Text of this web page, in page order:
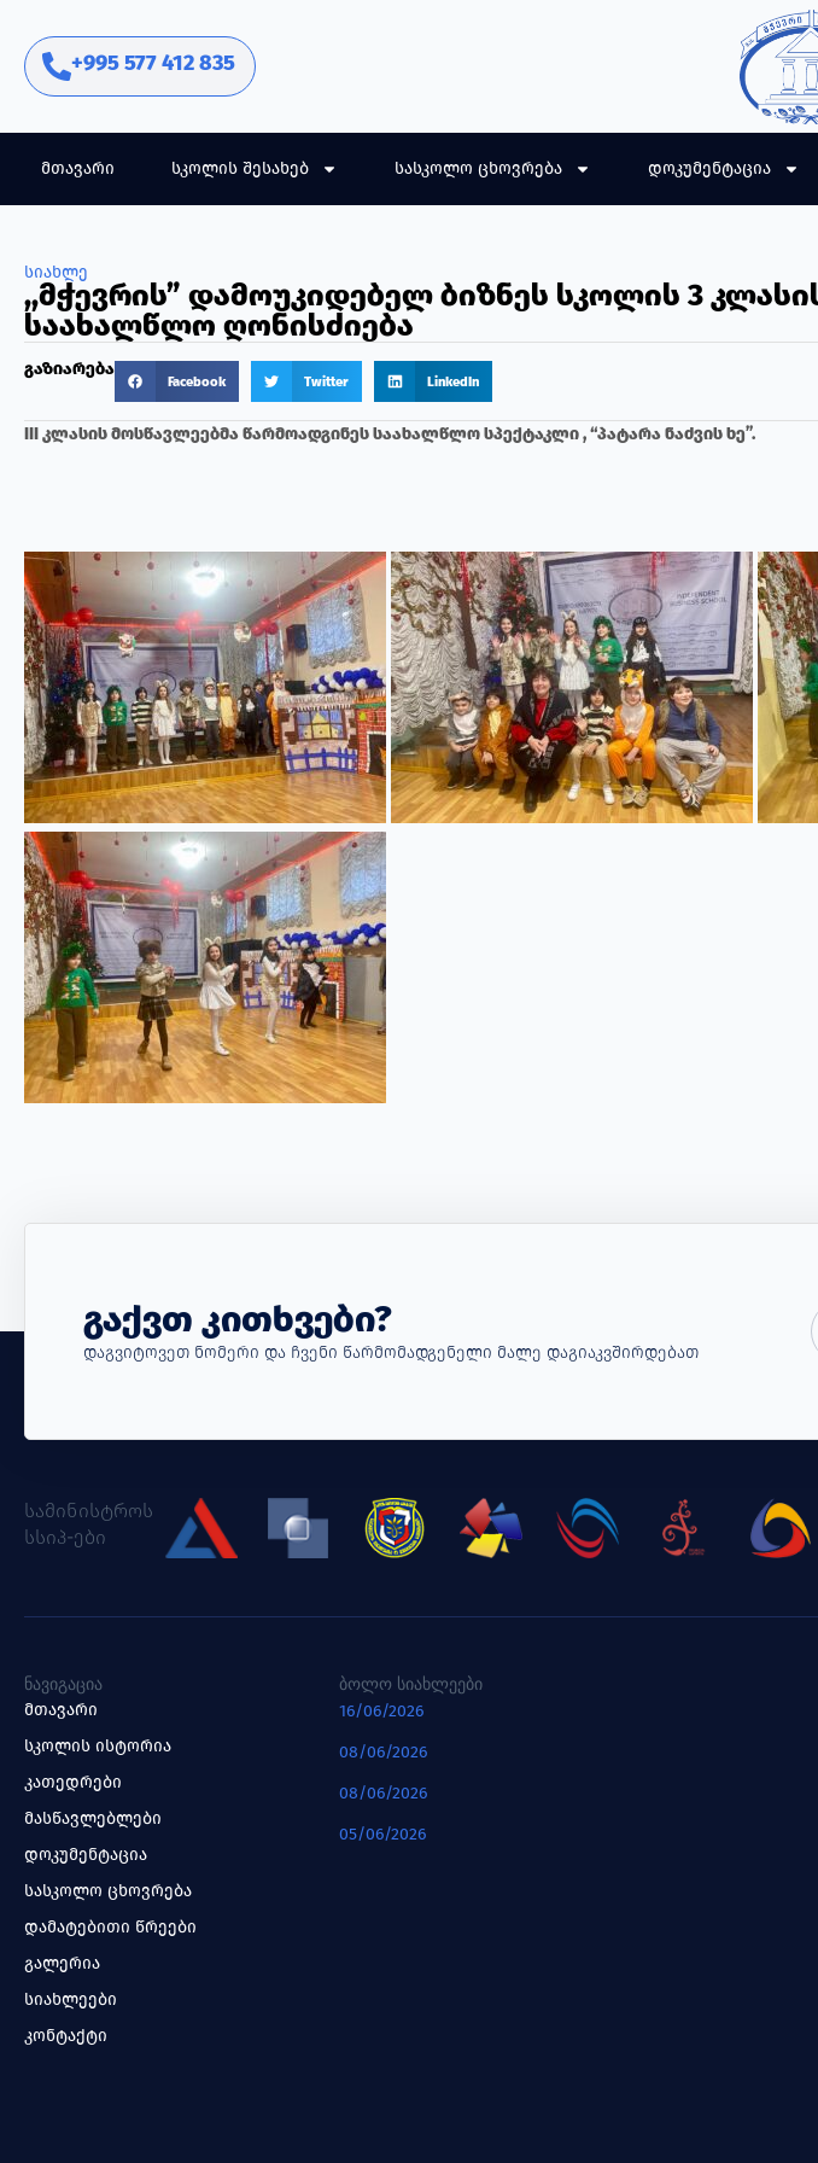
+995 577 412 835
მთავარი სკოლის შესახებ სასკოლო ცხოვრება დოკუმენტაცია
სიახლე
,,მჭევრის” დამოუკიდებელ ბიზნეს სკოლის 3
საახალწლო ღონისძიება
გაზიარება
Facebook Twitter LinkedIn
III კლასის მოსწავლეებმა წარმოადგინეს საახალწლო სპექტაკლი , “პატარა ნაძვის ხე”.
Გაქვთ Კითხვები?
Დაგვიტოვეთ Ნომერი Და Ჩვენი Წარმომადგენელი Მალე Დაგიაკვშირდებათ
სამინისტროს
სსიპ-ები
ᲜᲐᲕᲘᲒᲐᲪᲘᲐ
მთავარი
სკოლის ისტორია
კათედრები
მასწავლებლები
დოკუმენტაცია
სასკოლო ცხოვრება
დამატებითი წრეები
გალერია
სიახლეები
კონტაქტი
ᲑᲝᲚᲝ ᲡᲘᲐᲮᲚᲔᲔᲑᲘ
16/06/2026
08/06/2026
08/06/2026
05/06/2026